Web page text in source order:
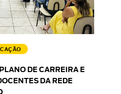
DE CARREIRA E
DA REDE